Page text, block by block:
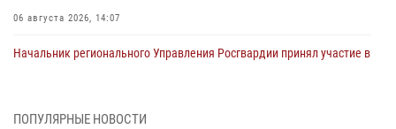
06 августа 2026, 14:07
Начальник регионального Управления Росгвардии принял участие в
ПОПУЛЯРНЫЕ НОВОСТИ